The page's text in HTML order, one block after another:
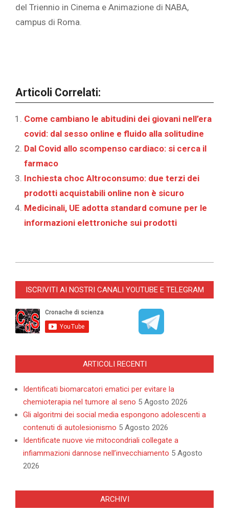
del Triennio in Cinema e Animazione di NABA,
campus di Roma.
Articoli Correlati:
Come cambiano le abitudini dei giovani nell’era
covid: dal sesso online e fluido alla solitudine
Dal Covid allo scompenso cardiaco: si cerca il
farmaco
Inchiesta choc Altroconsumo: due terzi dei
prodotti acquistabili online non è sicuro
Medicinali, UE adotta standard comune per le
informazioni elettroniche sui prodotti
02-
ISCRIVITI AI NOSTRI CANALI YOUTUBE E TELEGRAM
ARTICOLI RECENTI
Identificati biomarcatori ematici per evitare la
chemioterapia nel tumore al seno 5 Agosto 2026
Gli algoritmi dei social media espongono adolescenti a
contenuti di autolesionismo 5 Agosto 2026
Identificate nuove vie mitocondriali collegate a
infiammazioni dannose nell’invecchiamento 5 Agosto
2026
ARCHIVI